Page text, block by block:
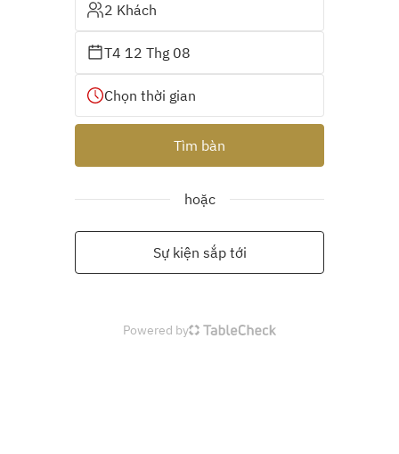
2 Khách
T4 12 Thg 08
Chọn thời gian
Tìm bàn
hoặc
Sự kiện sắp tới
Powered by